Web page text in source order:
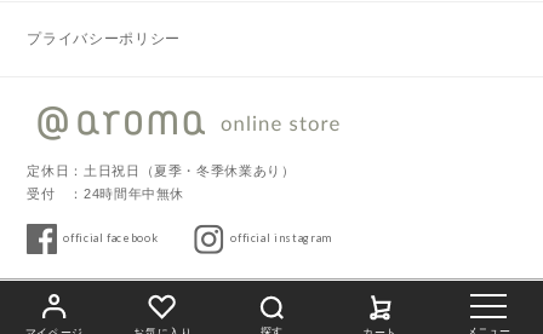
プライバシーポリシー
定休日：土日祝日（夏季・冬季休業あり）
受付 ：24時間年中無休
official facebook official instagram
Copyright © 2019 @aroma. All Rights Reserved.
探す メニュー